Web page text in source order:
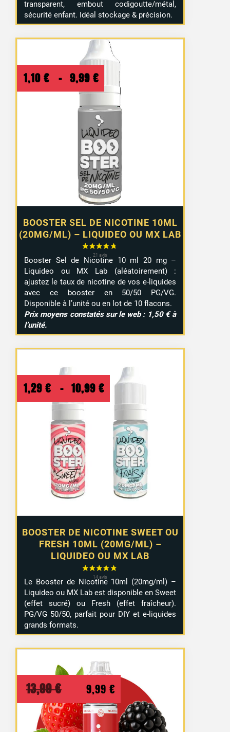
transparent, embout codigoutte/métal,
sécurité enfant. Idéal stockage & précision.
BOOSTER SEL DE NICOTINE 10ML
(20MG/ML) – LIQUIDEO OU MX LAB
1,10 € – 9,99 €
Plage
de
prix :
1,10 €
à
9,99 €
Booster Sel de Nicotine 10 ml 20 mg –
Liquideo ou MX Lab (aléatoirement) :
ajustez le taux de nicotine de vos e-liquides
avec ce booster en 50/50 PG/VG.
Disponible à l’unité ou en lot de 10 flacons.
Prix moyens constatés sur le web : 1,50 € à
l’unité.
BOOSTER DE NICOTINE SWEET OU
FRESH 10ML (20MG/ML) –
LIQUIDEO OU MX LAB
1,29 € – 10,99 €
Plage
de
prix :
1,29 €
10,99 €
Le Booster de Nicotine 10ml (20mg/ml) –
Liquideo ou MX Lab est disponible en Sweet
(effet sucré) ou Fresh (effet fraîcheur).
PG/VG 50/50, parfait pour DIY et e-liquides
grands formats.
13,99€
Le
prix
initial
9,99 €
prix
actuel